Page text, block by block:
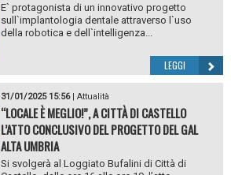
E` protagonista di un innovativo progetto
sull`implantologia dentale attraverso l`uso
della robotica e dell`intelligenza...
LEGGI
31/01/2025 15:56| Attualità
“LOCALE È MEGLIO!”, A CITTÀ DI CASTELLO
L’ATTO CONCLUSIVO DEL PROGETTO DEL GAL
ALTA UMBRIA
Si svolgerà al Loggiato Bufalini di Città di